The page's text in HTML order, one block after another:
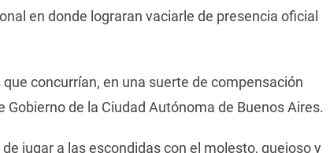
en donde lograran vaciarle de presencia oficial
concurrían, en una suerte de compensación
Gobierno de la Ciudad Autónoma de Buenos Aires.
jugar a las escondidas con el molesto, quejoso y